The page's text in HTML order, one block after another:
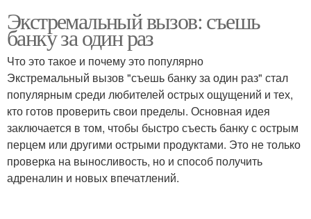
Экстремальный вызов: съешь
банку за один раз
Что это такое и почему это популярно
Экстремальный вызов "съешь банку за один раз" стал
популярным среди любителей острых ощущений и тех,
кто готов проверить свои пределы. Основная идея
заключается в том, чтобы быстро съесть банку с острым
перцем или другими острыми продуктами. Это не только
проверка на выносливость, но и способ получить
адреналин и новых впечатлений.